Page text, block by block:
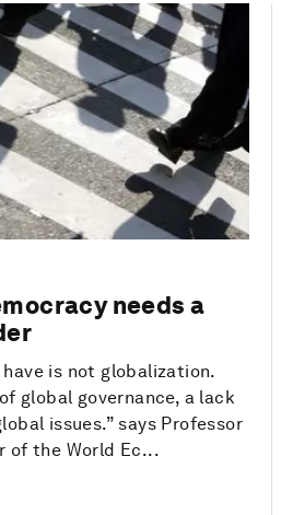
needs a
is not globalization.
global governance, a lack
issues.” says Professor
of the World Ec...